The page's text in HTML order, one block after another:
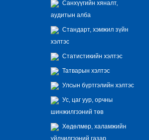
Санхүүгийн хяналт,
аудитын алба
Стандарт, хэмжил зүйн
хэлтэс
Статистикийн хэлтэс
Татварын хэлтэс
Улсын бүртгэлийн хэлтэс
Ус, цаг уур, орчны
шинжилгээний төв
Хөдөлмөр, халамжийн
үйлчилгээний газар